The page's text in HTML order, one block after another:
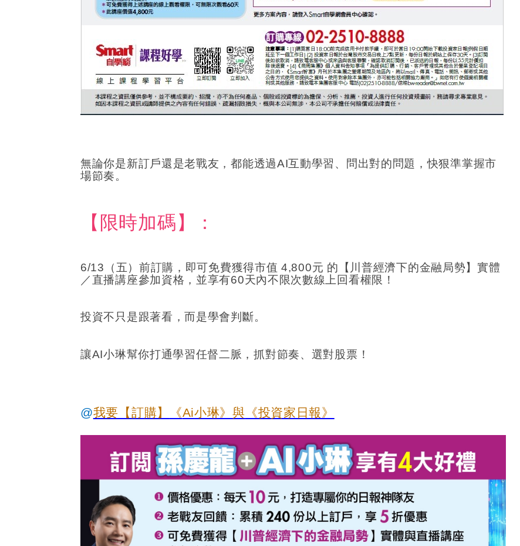
無論你是新訂戶還是老戰友，都能透過AI互動學習、問出對的問題，快狠準掌握市
場節奏。
【限時加碼】：
6/13 （五）前訂購，即可免費獲得市值 4,800元 的【川普經濟下的金融局勢】實體
／直播講座參加資格，並享有60天內不限次數線上回看權限！
投資不只是跟著看，而是學會判斷。
讓AI小琳幫你打通學習任督二脈，抓對節奏、選對股票！
@我要【訂購】 《Ai小琳》與 《投資家日報》